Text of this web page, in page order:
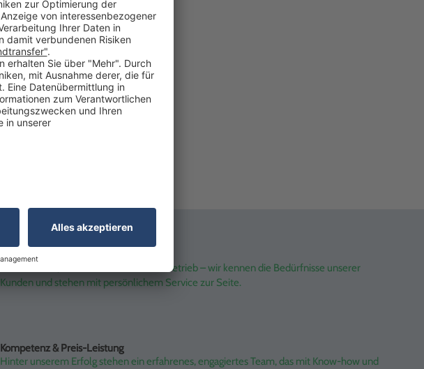
Kundennähe
Ob Autohaus, Werkstatt oder Industriebetrieb – wir kennen die Bedürfnisse unserer
Kunden und stehen mit persönlichem Service zur Seite.
Kompetenz & Preis-Leistung
Hinter unserem Erfolg stehen ein erfahrenes, engagiertes Team, das mit Know-how und